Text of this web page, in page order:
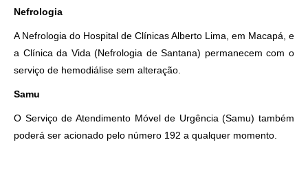
Nefrologia
A Nefrologia do Hospital de Clínicas Alberto Lima, em Macapá, e
a Clínica da Vida (Nefrologia de Santana) permanecem com o
serviço de hemodiálise sem alteração.
Samu
O Serviço de Atendimento Móvel de Urgência (Samu) também
poderá ser acionado pelo número 192 a qualquer momento.